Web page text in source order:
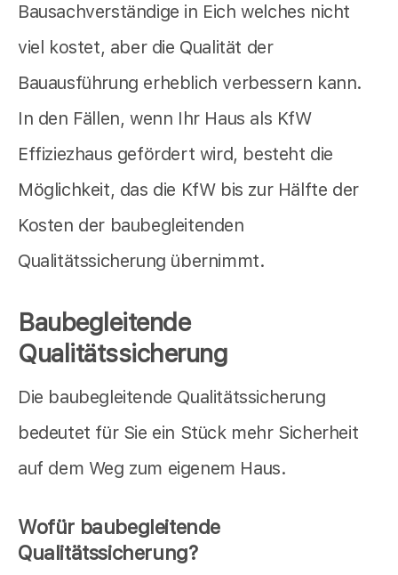
Bausachverständige in Eich welches nicht
viel kostet, aber die Qualität der
Bauausführung erheblich verbessern kann.
In den Fällen, wenn Ihr Haus als KfW
Effiziezhaus gefördert wird, besteht die
Möglichkeit, das die KfW bis zur Hälfte der
Kosten der baubegleitenden
Qualitätssicherung übernimmt.
Baubegleitende
Qualitätssicherung
Die baubegleitende Qualitätssicherung
bedeutet für Sie ein Stück mehr Sicherheit
auf dem Weg zum eigenem Haus.
Wofür baubegleitende
Qualitätssicherung?